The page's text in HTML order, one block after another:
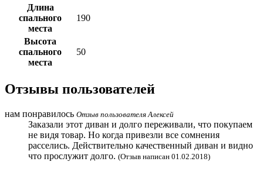
Длина
спального
места
190
Высота
спального
места
50
Отзывы пользователей
нам понравилось Отзыв пользователя Алексей
Заказали этот диван и долго переживали, что покупаем
не видя товар. Но когда привезли все сомнения
расселись. Действительно качественный диван и видно
что прослужит долго. (Отзыв написан 01.02.2018)